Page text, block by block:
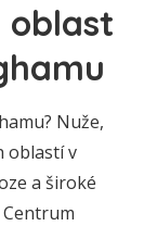
oblast
Nuže,
oblastí v
a široké